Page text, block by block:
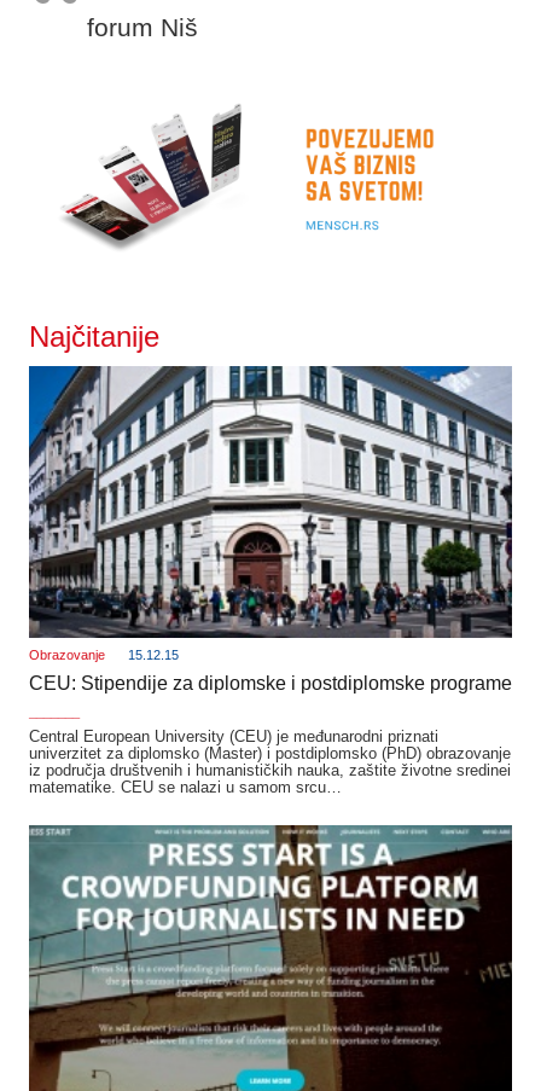
forum Niš
Najčitanije
Obrazovanje 15.12.15
CEU: Stipendije za diplomske i postdiplomske programe
Central European University (CEU) je međunarodni priznati
univerzitet za diplomsko (Master) i postdiplomsko (PhD) obrazovanje
iz područja društvenih i humanističkih nauka, zaštite životne sredinei
matematike. CEU se nalazi u samom srcu…